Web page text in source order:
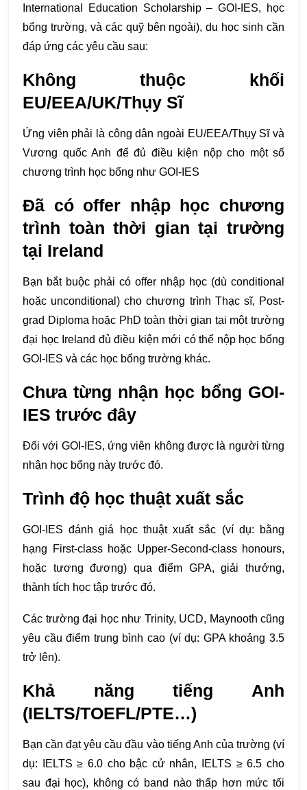
International Education Scholarship – GOI-IES, học
bổng trường, và các quỹ bên ngoài), du học sinh cần
đáp ứng các yêu cầu sau:
Không thuộc khối
EU/EEA/UK/Thụy Sĩ
Ứng viên phải là công dân ngoài EU/EEA/Thụy Sĩ và
Vương quốc Anh để đủ điều kiện nộp cho một số
chương trình học bổng như GOI-IES
Đã có offer nhập học chương
trình toàn thời gian tại trường
tại Ireland
Bạn bắt buộc phải có offer nhập học (dù conditional
hoặc unconditional) cho chương trình Thạc sĩ, Post-
grad Diploma hoặc PhD toàn thời gian tại một trường
đại học Ireland đủ điều kiện mới có thể nộp học bổng
GOI-IES và các học bổng trường khác.
Chưa từng nhận học bổng GOI-
IES trước đây
Đối với GOI-IES, ứng viên không được là người từng
nhận học bổng này trước đó.
Trình độ học thuật xuất sắc
GOI-IES đánh giá học thuật xuất sắc (ví dụ: bằng
hạng First-class hoặc Upper-Second-class honours,
hoặc tương đương) qua điểm GPA, giải thưởng,
thành tích học tập trước đó.
Các trường đại học như Trinity, UCD, Maynooth cũng
yêu cầu điểm trung bình cao (ví dụ: GPA khoảng 3.5
trở lên).
Khả năng tiếng Anh
(IELTS/TOEFL/PTE…)
Bạn cần đạt yêu cầu đầu vào tiếng Anh của trường (ví
dụ: IELTS ≥ 6.0 cho bậc cử nhân, IELTS ≥ 6.5 cho
sau đại học), không có band nào thấp hơn mức tối